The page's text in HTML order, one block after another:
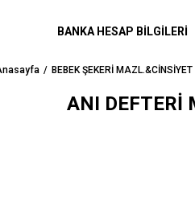
BANKA HESAP BİLGİLERİ
BEBEK ŞEKERİ MAZL.&CİNSİYET
ANI DEFTERİ